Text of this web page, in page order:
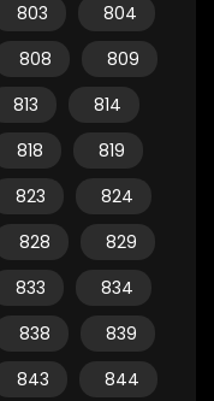
803
804
808
809
813
814
818
819
823
824
828
829
833
834
838
839
843
844